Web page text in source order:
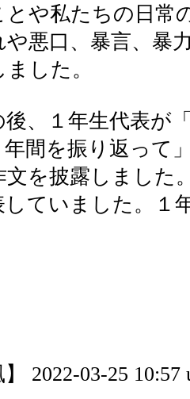
とや私たちの日常
や悪口、暴言、暴
した。
、１年生代表が
間を振り返って
文を披露しました
していました。１
】 2022-03-25 10:57